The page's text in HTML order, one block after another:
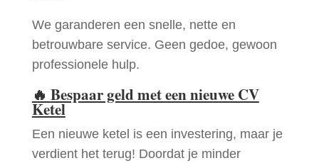
We garanderen een snelle, nette en
betrouwbare service. Geen gedoe, gewoon
professionele hulp.
🔥 Bespaar geld met een nieuwe CV
Ketel
Een nieuwe ketel is een investering, maar je
verdient het terug! Doordat je minder